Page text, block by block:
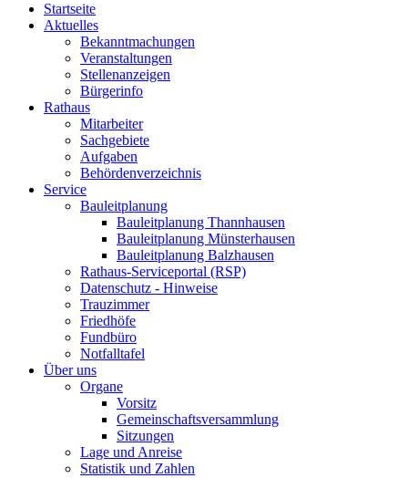
Startseite
Aktuelles
Bekanntmachungen
Veranstaltungen
Stellenanzeigen
Bürgerinfo
Rathaus
Mitarbeiter
Sachgebiete
Aufgaben
Behördenverzeichnis
Service
Bauleitplanung
Bauleitplanung Thannhausen
Bauleitplanung Münsterhausen
Bauleitplanung Balzhausen
Rathaus-Serviceportal (RSP)
Datenschutz - Hinweise
Trauzimmer
Friedhöfe
Fundbüro
Notfalltafel
Über uns
Organe
Vorsitz
Gemeinschaftsversammlung
Sitzungen
Lage und Anreise
Statistik und Zahlen